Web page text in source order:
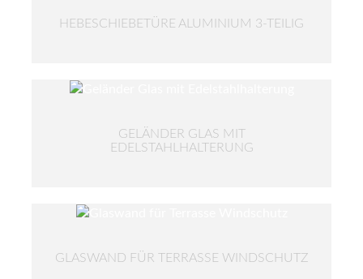
HEBESCHIEBETÜRE ALUMINIUM 3-TEILIG
GELÄNDER GLAS MIT
EDELSTAHLHALTERUNG
GLASWAND FÜR TERRASSE WINDSCHUTZ